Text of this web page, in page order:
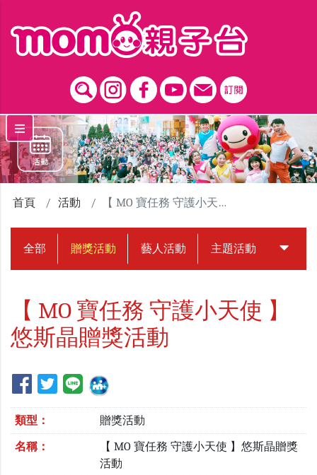
首頁 活動 【 MO 寶任務 守護小天使 】悠斯晶贈獎活動
全部 贈獎活動 藝人活動 主題活動 中獎名
【 MO 寶任務 守護小天使 】
悠斯晶贈獎活動
類型： 贈獎活動
名稱：
【 MO 寶任務 守護小天使 】悠斯晶贈獎
活動